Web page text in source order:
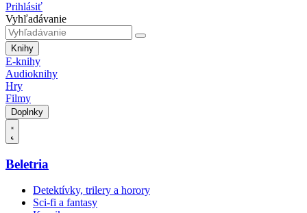
Prihlásiť
Vyhľadávanie
Knihy
E-knihy
Audioknihy
Hry
Filmy
Doplnky
Beletria
Detektívky, trilery a horory
Sci-fi a fantasy